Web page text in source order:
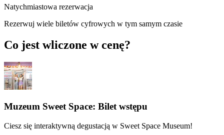
Natychmiastowa rezerwacja
Rezerwuj wiele biletów cyfrowych w tym samym czasie
Co jest wliczone w cenę?
Muzeum Sweet Space: Bilet wstępu
Ciesz się interaktywną degustacją w Sweet Space Museum!